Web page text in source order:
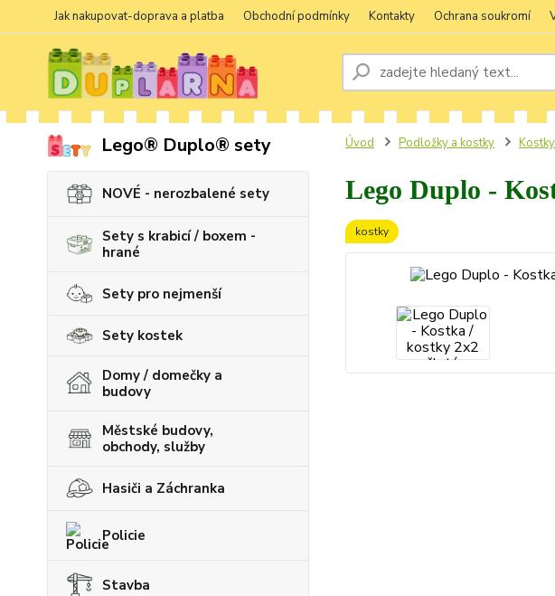
Jak nakupovat-doprava a platba Obchodní podmínky Kontakty Ochrana soukromí
Lego® Duplo® sety
NOVÉ - nerozbalené sety
Sety s krabicí / boxem -
hrané
Sety pro nejmenší
Sety kostek
Domy / domečky a
budovy
Městské budovy,
obchody, služby
Hasiči a Záchranka
Policie
Stavba
Úvod Podložky a kostky Kostky
Lego Duplo -
kostky